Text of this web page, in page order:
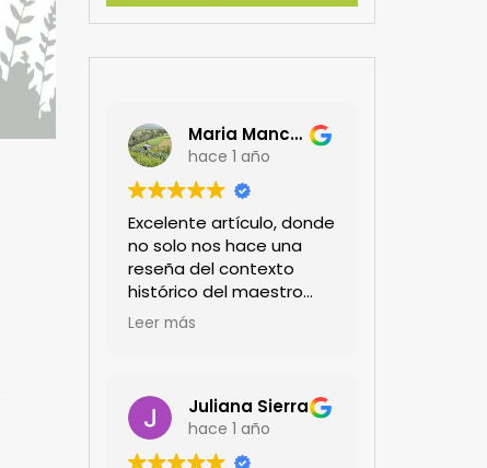
Maria Mancera
hace 1 año
Excelente artículo, donde
no solo nos hace una
reseña del contexto
histórico del maestro
jardinero japonés si no
Felicitaciones!!
Leer más
Juliana Sierra
hace 1 año